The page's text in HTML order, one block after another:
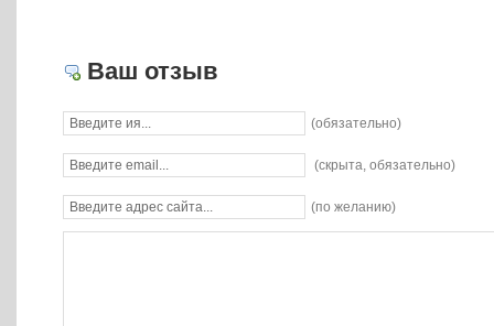
Ваш отзыв
(обязательно)
(скрыта, обязательно)
(по желанию)